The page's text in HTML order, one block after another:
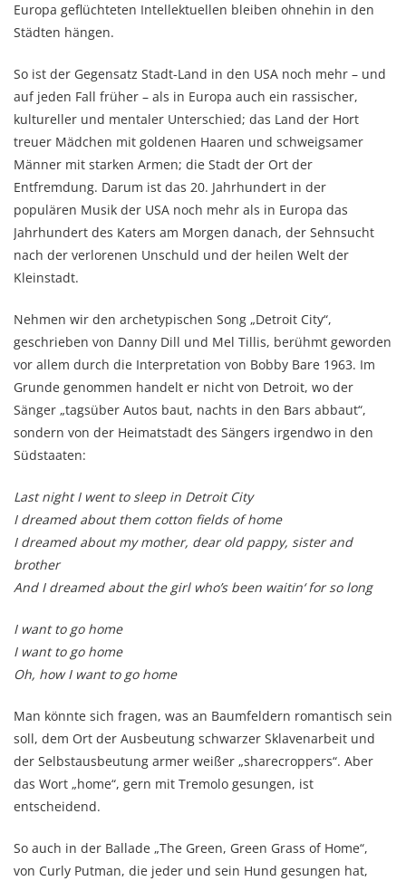
Europa geflüchteten Intellektuellen bleiben ohnehin in den
Städten hängen.
So ist der Gegensatz Stadt-Land in den USA noch mehr – und
auf jeden Fall früher – als in Europa auch ein rassischer,
kultureller und mentaler Unterschied; das Land der Hort
treuer Mädchen mit goldenen Haaren und schweigsamer
Männer mit starken Armen; die Stadt der Ort der
Entfremdung. Darum ist das 20. Jahrhundert in der
populären Musik der USA noch mehr als in Europa das
Jahrhundert des Katers am Morgen danach, der Sehnsucht
nach der verlorenen Unschuld und der heilen Welt der
Kleinstadt.
Nehmen wir den archetypischen Song „Detroit City“,
geschrieben von Danny Dill und Mel Tillis, berühmt geworden
vor allem durch die Interpretation von Bobby Bare 1963. Im
Grunde genommen handelt er nicht von Detroit, wo der
Sänger „tagsüber Autos baut, nachts in den Bars abbaut“,
sondern von der Heimatstadt des Sängers irgendwo in den
Südstaaten:
Last night I went to sleep in Detroit City
I dreamed about them cotton fields of home
I dreamed about my mother, dear old pappy, sister and
brother
And I dreamed about the girl who’s been waitin‘ for so long
I want to go home
I want to go home
Oh, how I want to go home
Man könnte sich fragen, was an Baumfeldern romantisch sein
soll, dem Ort der Ausbeutung schwarzer Sklavenarbeit und
der Selbstausbeutung armer weißer „sharecroppers“. Aber
das Wort „home“, gern mit Tremolo gesungen, ist
entscheidend.
So auch in der Ballade „The Green, Green Grass of Home“,
von Curly Putman, die jeder und sein Hund gesungen hat,